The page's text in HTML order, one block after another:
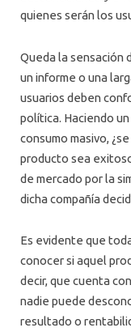
quienes serán los
Queda la sensación
un informe o una
usuarios deben
política. Haciendo
consumo masivo,
producto sea
de mercado por la
dicha compañía
Es evidente que
conocer si aquel
decir, que cuenta
nadie puede
resultado o